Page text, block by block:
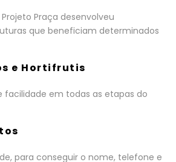
Praça desenvolveu
que beneficiam determinados
e Hortifrutis
facilidade em todas as etapas do
para conseguir o nome, telefone e